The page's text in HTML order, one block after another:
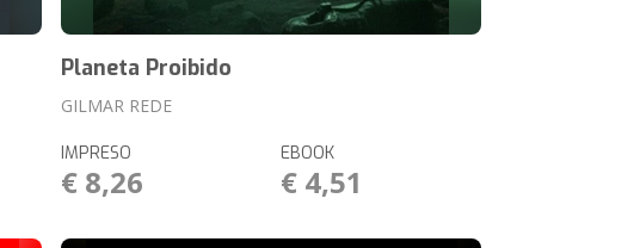
Planeta Proibido
GILMAR REDE
IMPRESO
€ 8,26
EBOOK
€ 4,51